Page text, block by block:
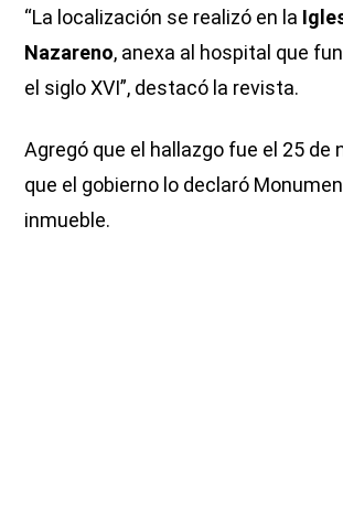
“La localización se realizó en la
Nazareno, anexa al hospital que
el siglo XVI”, destacó la revista.
Agregó que el hallazgo fue el 25 de
que el gobierno lo declaró
inmueble.